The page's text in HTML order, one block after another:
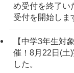
め受付を終了い
受付を開始しま
【中学3年生対
催！8月22日(土
した。